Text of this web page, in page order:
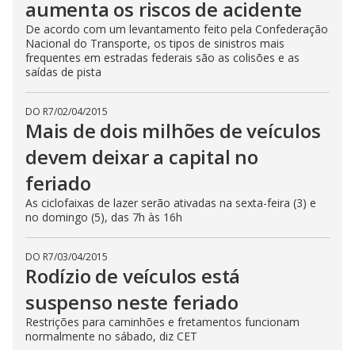
aumenta os riscos de acidente
De acordo com um levantamento feito pela Confederação
Nacional do Transporte, os tipos de sinistros mais
frequentes em estradas federais são as colisões e as
saídas de pista
DO R7/02/04/2015
Mais de dois milhões de veículos
devem deixar a capital no
feriado
As ciclofaixas de lazer serão ativadas na sexta-feira (3) e
no domingo (5), das 7h às 16h
DO R7/03/04/2015
Rodízio de veículos está
suspenso neste feriado
Restrições para caminhões e fretamentos funcionam
normalmente no sábado, diz CET